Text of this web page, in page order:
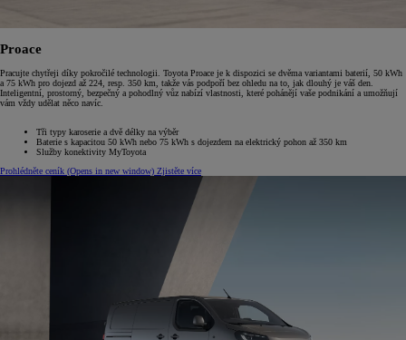
Proace
Pracujte chytřeji díky pokročilé technologii. Toyota Proace je k dispozici se dvěma variantami baterií, 50 kWh
a 75 kWh pro dojezd až 224, resp. 350 km, takže vás podpoří bez ohledu na to, jak dlouhý je váš den.
Inteligentní, prostorný, bezpečný a pohodlný vůz nabízí vlastnosti, které pohánějí vaše podnikání a umožňují
vám vždy udělat něco navíc.
Tři typy karoserie a dvě délky na výběr
Baterie s kapacitou 50 kWh nebo 75 kWh s dojezdem na elektrický pohon až 350 km
Služby konektivity MyToyota
Prohlédněte ceník (Opens in new window) Zjistěte více